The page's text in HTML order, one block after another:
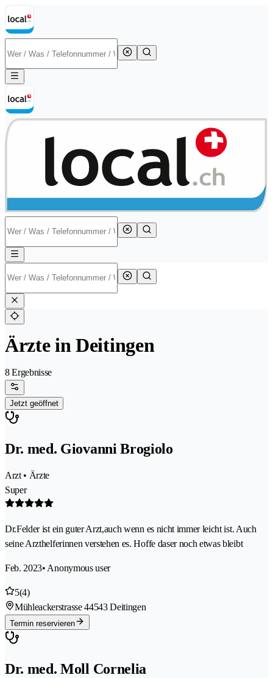
Ärzte in Deitingen
8 Ergebnisse
Jetzt geöffnet
Dr. med. Giovanni Brogiolo
Arzt • Ärzte
Super
Dr.Felder ist ein guter Arzt,auch wenn es nicht immer leicht ist. Auch
seine Arzthelferinnen verstehen es. Hoffe daser noch etwas bleibt
Feb. 2023• Anonymous user
5(4)
Mühleackerstrasse 44543 Deitingen
Termin reservieren
Dr. med. Moll Cornelia